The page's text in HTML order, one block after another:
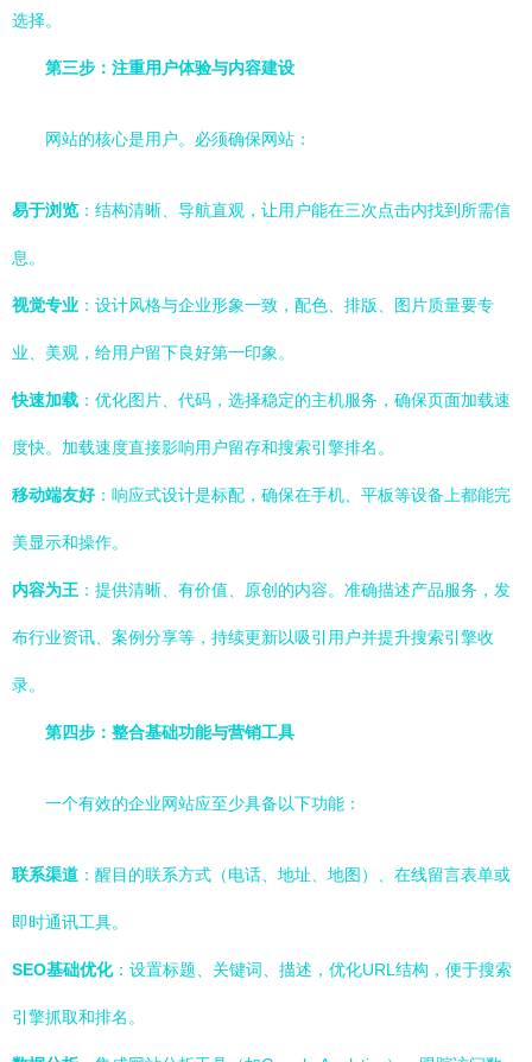
选择。
第三步：注重用户体验与内容建设
网站的核心是用户。必须确保网站：
易于浏览 ：结构清晰、导航直观，让用户能在三次点击内找到所需信
息。
视觉专业 ：设计风格与企业形象一致，配色、排版、图片质量要专
业、美观，给用户留下良好第一印象。
快速加载 ：优化图片、代码，选择稳定的主机服务，确保页面加载速
度快。加载速度直接影响用户留存和搜索引擎排名。
移动端友好：响应式设计是标配，确保在手机、平板等设备上都能完
美显示和操作。
内容为王 ：提供清晰、有价值、原创的内容。准确描述产品服务，发
布行业资讯、案例分享等，持续更新以吸引用户并提升搜索引擎收
录。
第四步：整合基础功能与营销工具
一个有效的企业网站应至少具备以下功能：
联系渠道 ：醒目的联系方式（电话、地址、地图）、在线留言表单或
即时通讯工具。
SEO基础优化：设置标题、关键词、描述，优化URL结构，便于搜索
引擎抓取和排名。